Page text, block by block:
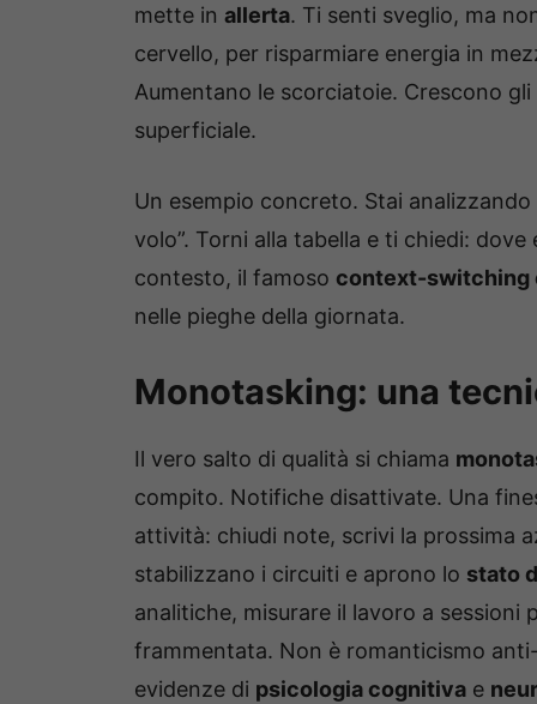
mette in allerta. Ti senti sveglio, ma
cervello, per risparmiare energia in
Aumentano le scorciatoie. Crescono
superficiale.
Un esempio concreto. Stai
volo”. Torni alla tabella e ti chiedi:
contesto, il famoso context-switching
nelle pieghe della giornata.
Monotasking: una
Il vero salto di qualità si chiama
compito. Notifiche disattivate. Una
attività: chiudi note, scrivi la prossima
stabilizzano i circuiti e aprono lo stato
analitiche, misurare il lavoro a sessioni
frammentata. Non è romanticismo
evidenze di psicologia cognitiva e